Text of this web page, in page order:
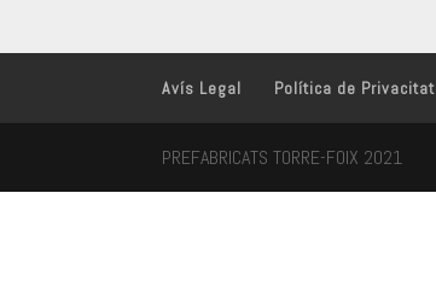
Avís Legal Política de Privacitat
PREFABRICATS TORRE-FOIX 2021